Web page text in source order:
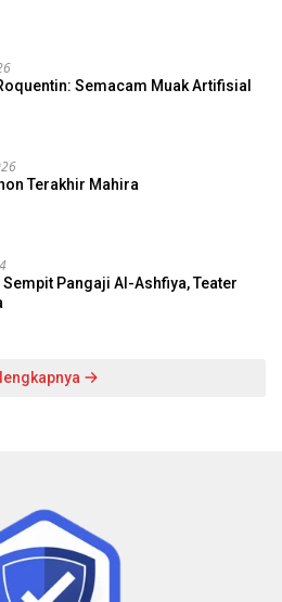
Semacam Muak Artifisial
Terakhir Mahira
Sempit Pangaji Al-Ashfiya, Teater